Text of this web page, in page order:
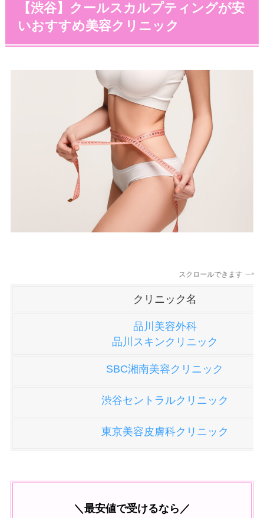
【渋谷】クールスカルプティングが安
いおすすめ美容クリニック
スクロールできます
クリニック名
品川美容外科
品川スキンクリニック
SBC湘南美容クリニック
渋谷セントラルクリニック
東京美容皮膚科クリニック
＼最安値で受けるなら／